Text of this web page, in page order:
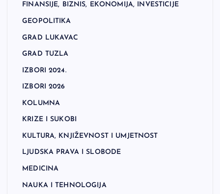
FINANSIJE, BIZNIS, EKONOMIJA, INVESTICIJE
GEOPOLITIKA
GRAD LUKAVAC
GRAD TUZLA
IZBORI 2024.
IZBORI 2026
KOLUMNA
KRIZE I SUKOBI
KULTURA, KNJIŽEVNOST I UMJETNOST
LJUDSKA PRAVA I SLOBODE
MEDICINA
NAUKA I TEHNOLOGIJA